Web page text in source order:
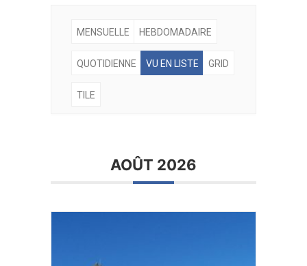
MENSUELLE HEBDOMADAIRE
QUOTIDIENNE VU EN LISTE GRID
TILE
AOÛT 2026